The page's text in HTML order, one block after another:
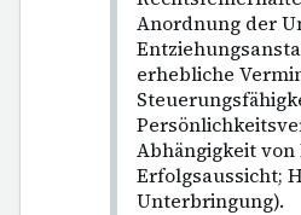
Anordnung der
erhebliche
Abhängigkeit
Erfolgsaussicht;
Unterbringung).